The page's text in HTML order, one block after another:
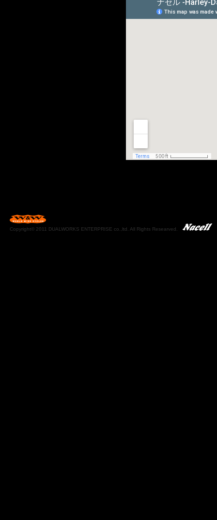
Copyright© 2011 DUALWORKS ENTERPRISE co.,ltd. All Rights Researved.